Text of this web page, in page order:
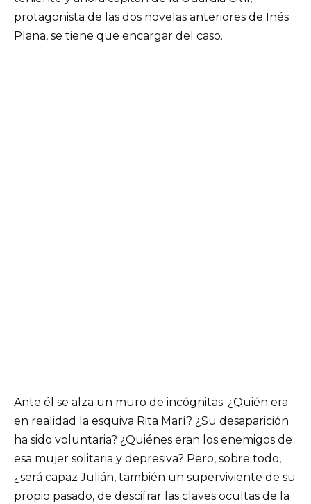
protagonista de las dos novelas anteriores de Inés
Plana, se tiene que encargar del caso.
Ante él se alza un muro de incógnitas. ¿Quién era
en realidad la esquiva Rita Marí? ¿Su desaparición
ha sido voluntaria? ¿Quiénes eran los enemigos de
esa mujer solitaria y depresiva? Pero, sobre todo,
¿será capaz Julián, también un superviviente de su
propio pasado, de descifrar las claves ocultas de la